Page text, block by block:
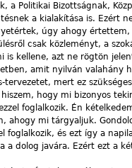
a Politikai Bizottságnak,
a kialakítása is. Ezért
úgy ahogy értettem,
csak közleményt, a
is kellene, azt ne rögtön
amit nyilván valahány
mert ez
hogy mi bizonyos
foglalkozik. Én
ahogy mi tárgyaljuk.
foglalkozik, és ezt így a
dolog javára. Ezért ezt a